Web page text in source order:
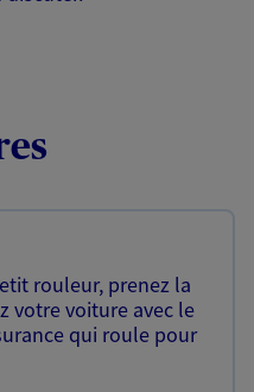
rouleur, prenez la
votre voiture avec le
qui roule pour